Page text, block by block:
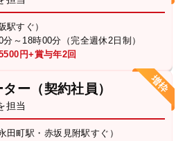
駅すぐ）
分～18時00分（完全週休2日制）
円+賞与年2回
ー（契約社員）
担当
田町駅・赤坂見附駅すぐ）